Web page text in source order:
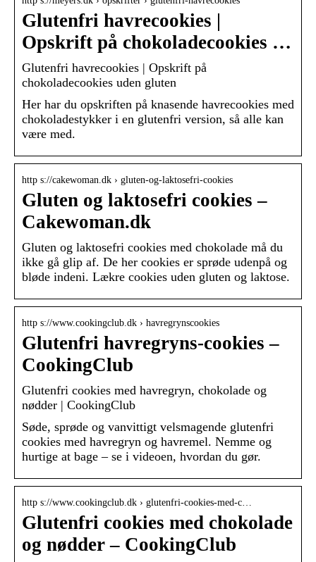
Glutenfri havrecookies |
Opskrift på chokoladecookies …
Glutenfri havrecookies | Opskrift på
chokoladecookies uden gluten
Her har du opskriften på knasende havrecookies med
chokoladestykker i en glutenfri version, så alle kan
være med.
http s://cakewoman.dk › gluten-og-laktosefri-cookies
Gluten og laktosefri cookies –
Cakewoman.dk
Gluten og laktosefri cookies med chokolade må du
ikke gå glip af. De her cookies er sprøde udenpå og
bløde indeni. Lækre cookies uden gluten og laktose.
http s://www.cookingclub.dk › havregrynscookies
Glutenfri havregryns-cookies –
CookingClub
Glutenfri cookies med havregryn, chokolade og
nødder | CookingClub
Søde, sprøde og vanvittigt velsmagende glutenfri
cookies med havregryn og havremel. Nemme og
hurtige at bage – se i videoen, hvordan du gør.
http s://www.cookingclub.dk › glutenfri-cookies-med-c…
Glutenfri cookies med chokolade
og nødder – CookingClub